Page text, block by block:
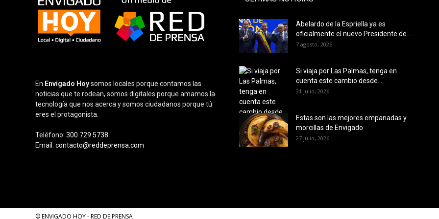
En Envigado Hoysomos locales porque contamos las
noticias que te rodean, somos digitales porque amamos la
tecnología que nos acerca y somos ciudadanos porque tú
eres el protagonista.
Teléfono: 300 729 5738
Email: contacto@reddeprensa.com
Abelardo de la Espriella ya es
oficialmente el nuevo Presidente de...
7 agosto, 2026
Si viaja por Las Palmas, tenga en
cuenta este cambio desde...
31 julio, 2026
Estas son las mejores empanadas y
morcillas de Envigado
27 julio, 2026
© ENVIGADO HOY - RED DE PRENSA